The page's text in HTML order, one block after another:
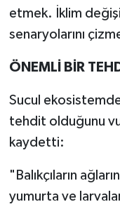
etmek. İklim
senaryolarını
ÖNEMLİ BİR
Sucul
tehdit olduğunu
kaydetti:
"Balıkçıların
yumurta ve